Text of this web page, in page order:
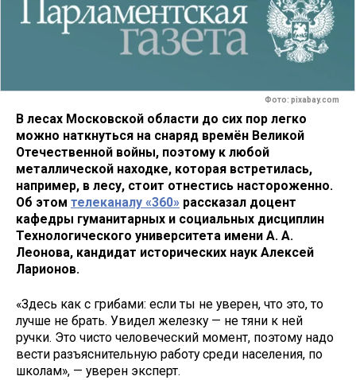
Фото: pixabay.com
В лесах Московской области до сих пор легко
можно наткнуться на снаряд времён Великой
Отечественной войны, поэтому к любой
металлической находке, которая встретилась,
например, в лесу, стоит отнестись настороженно.
Об этом телеканалу «360» рассказал доцент
кафедры гуманитарных и социальных дисциплин
Технологического университета имени А. А.
Леонова, кандидат исторических наук Алексей
Ларионов.
«Здесь как с грибами: если ты не уверен, что это, то
лучше не брать. Увидел железку — не тяни к ней
ручки. Это чисто человеческий момент, поэтому надо
вести разъяснительную работу среди населения, по
школам», — уверен эксперт.